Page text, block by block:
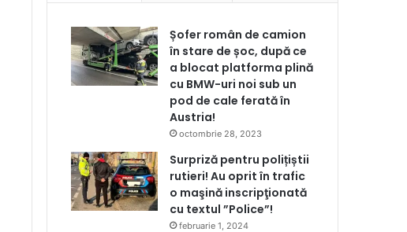
Șofer român de camion
în stare de șoc, după ce
a blocat platforma plină
cu BMW-uri noi sub un
pod de cale ferată în
Austria!
octombrie 28, 2023
Surpriză pentru polițiștii
rutieri! Au oprit în trafic
o maşină inscripţionată
cu textul ”Police”!
februarie 1, 2024